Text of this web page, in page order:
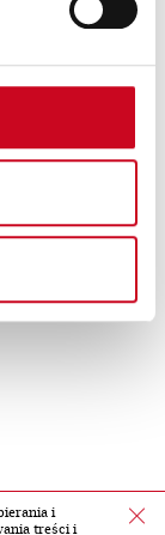
i
treści i